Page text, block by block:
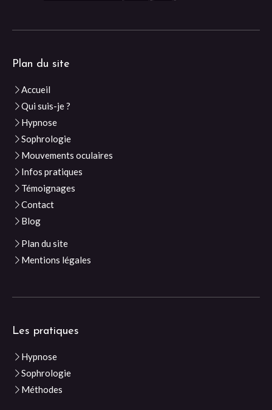
Plan du site
Accueil
Qui suis-je ?
Hypnose
Sophrologie
Mouvements oculaires
Infos pratiques
Témoignages
Contact
Blog
Plan du site
Mentions légales
Les pratiques
Hypnose
Sophrologie
Méthodes